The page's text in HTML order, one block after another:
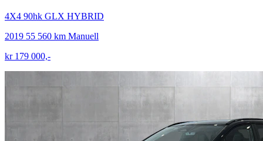
4X4 90hk GLX HYBRID
2019 55 560 km Manuell
kr 179 000,-